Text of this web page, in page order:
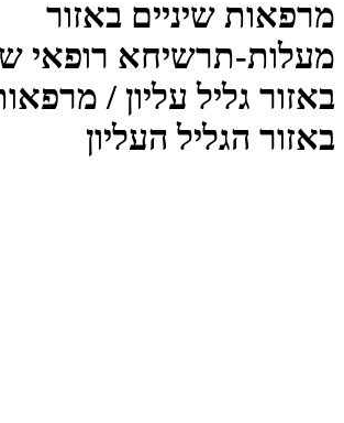
שיניים באזור
תרשיחא רופאי
גליל עליון / מרפאות
הגליל העליון